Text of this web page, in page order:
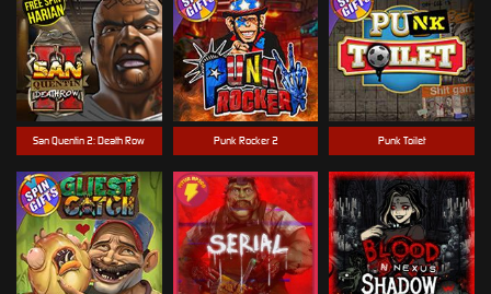
San Quentin 2: Death Row Punk Rocker 2 Punk Toilet